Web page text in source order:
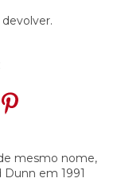
mesmo nome,
Dunn em 1991